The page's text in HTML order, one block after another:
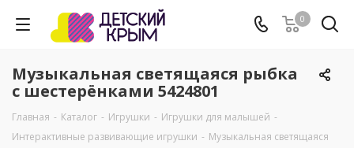
0
Музыкальная светящаяся рыбка
с шестерёнками 5424801
Главная - Каталог - Игрушки - Игрушки для малышей -
Интерактивные развивающие игрушки - Музыкальная светящаяся